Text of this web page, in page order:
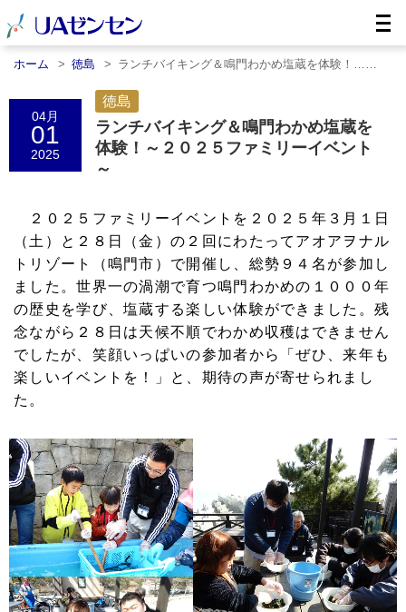
ホーム 徳島 ランチバイキング＆鳴門わかめ塩蔵を体験！……
04月
01
2025
徳島
ランチバイキング＆鳴門わかめ塩蔵を
体験！～２０２５ファミリーイベント
～
２０２５ファミリーイベントを２０２５年３月１日
（土）と２８日（金）の２回にわたってアオアヲナル
トリゾート（鳴門市）で開催し、総勢９４名が参加し
ました。世界一の渦潮で育つ鳴門わかめの１０００年
の歴史を学び、塩蔵する楽しい体験ができました。残
念ながら２８日は天候不順でわかめ収穫はできません
でしたが、笑顔いっぱいの参加者から「ぜひ、来年も
楽しいイベントを！」と、期待の声が寄せられまし
た。